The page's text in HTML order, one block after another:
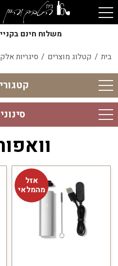
משלוח חינם בקנייה
בית / קטלוג מוצרים / סיגריות
אזל
מהמלאי